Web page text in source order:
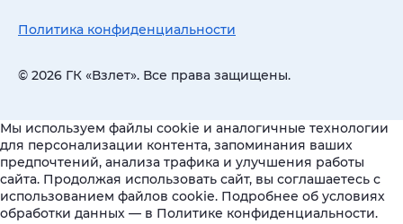
© 2026 ГК «Взлет». Все права защищены.
Политика конфиденциальности
Мы используем файлы cookie и аналогичные технологии
для персонализации контента, запоминания ваших
предпочтений, анализа трафика и улучшения работы
сайта. Продолжая использовать сайт, вы соглашаетесь с
использованием файлов cookie. Подробнее об условиях
обработки данных — в Политике конфиденциальности.